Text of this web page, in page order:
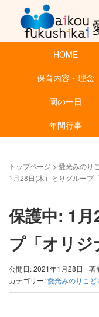
HOME
保育内容・理念
園の一日
年間行事
トップページ > 愛光みのり
1月28日(木）とりグループ
保護中: 1
プ「オリジ
公開日: 2021年1月28日 著
カテゴリー:愛光みのりこ